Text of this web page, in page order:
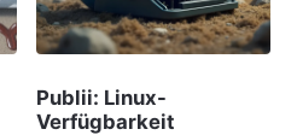
Publii: Linux-
Verfügbarkeit